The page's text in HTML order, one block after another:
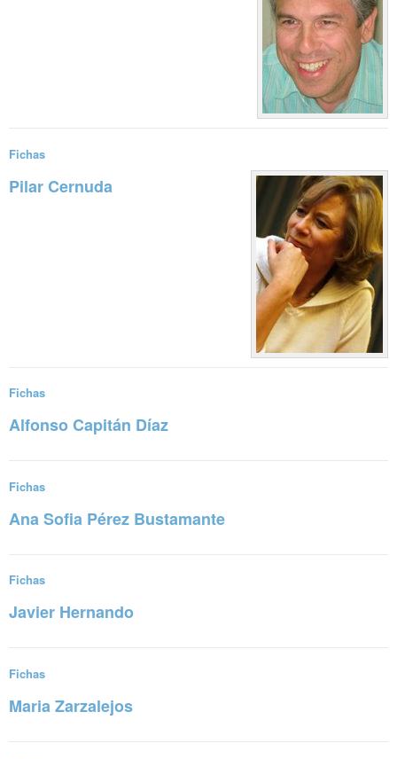
Fichas
Pilar Cernuda
Fichas
Alfonso Capitán Díaz
Fichas
Ana Sofia Pérez Bustamante
Fichas
Javier Hernando
Fichas
Maria Zarzalejos